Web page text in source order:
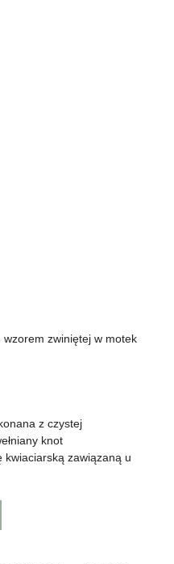
zwiniętej w motek
z czystej
knot
zawiązaną u